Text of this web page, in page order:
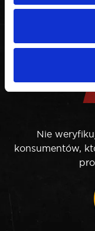
Nie
konsumentów,